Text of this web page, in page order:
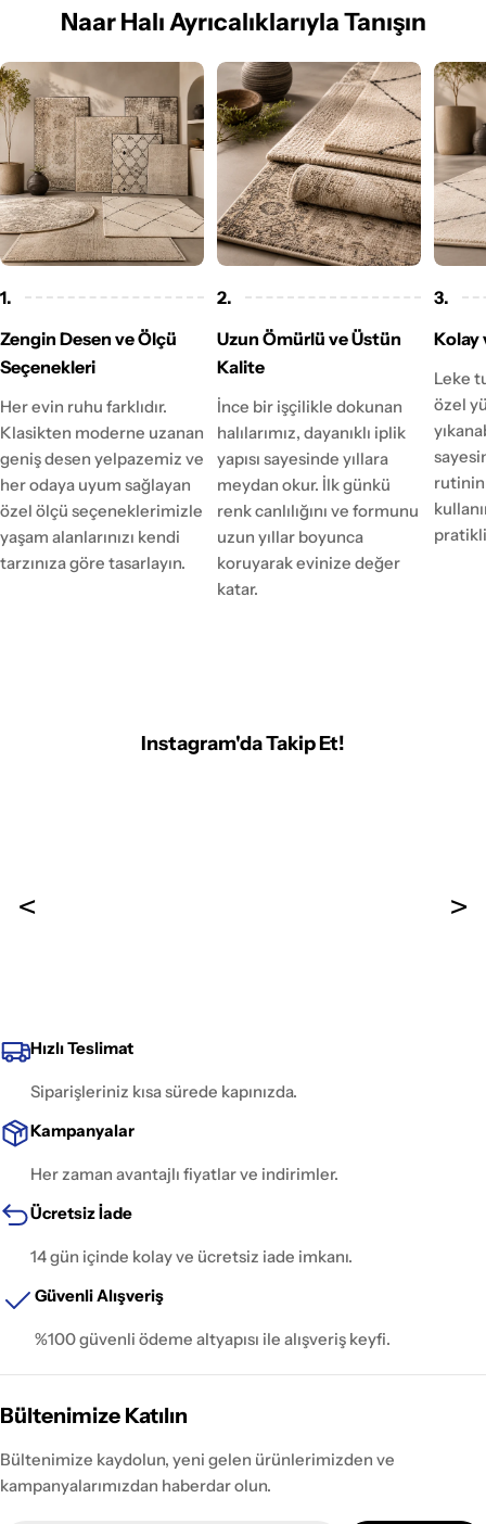
Naar Halı Ayrıcalıklarıyla Tanışın
1.
Zengin Desen ve Ölçü
Seçenekleri
Her evin ruhu farklıdır.
Klasikten moderne uzanan
geniş desen yelpazemiz ve
her odaya uyum sağlayan
özel ölçü seçeneklerimizle
yaşam alanlarınızı kendi
tarzınıza göre tasarlayın.
2.
Uzun Ömürlü ve Üstün
Kalite
İnce bir işçilikle dokunan
halılarımız, dayanıklı iplik
yapısı sayesinde yıllara
meydan okur. İlk günkü
renk canlılığını ve formunu
uzun yıllar boyunca
koruyarak evinize değer
katar.
3.
Kolay
Leke
özel
Instagram'da Takip Et!
Hızlı Teslimat
Siparişleriniz kısa sürede kapınızda.
Kampanyalar
Her zaman avantajlı fiyatlar ve indirimler.
Ücretsiz İade
14 gün içinde kolay ve ücretsiz iade imkanı.
Güvenli Alışveriş
%100 güvenli ödeme altyapısı ile alışveriş keyfi.
Bültenimize Katılın
Bültenimize kaydolun, yeni gelen ürünlerimizden ve
kampanyalarımızdan haberdar olun.